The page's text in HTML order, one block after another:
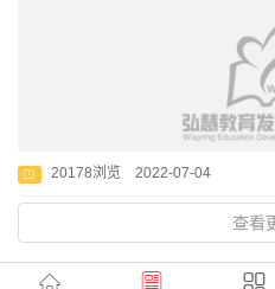
20178浏览 2022-07-04
查看